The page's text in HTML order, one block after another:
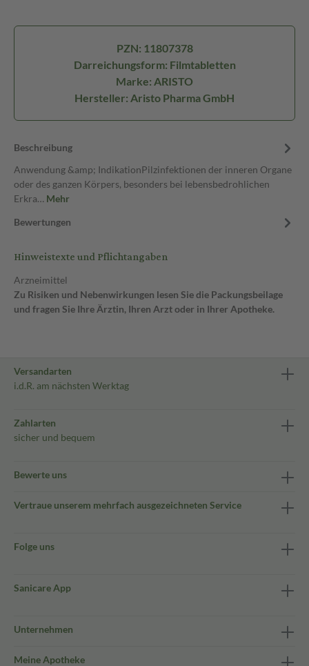
PZN: 11807378
Darreichungsform: Filmtabletten
Marke: ARISTO
Hersteller: Aristo Pharma GmbH
Beschreibung
Anwendung &amp; IndikationPilzinfektionen der inneren Organe
oder des ganzen Körpers, besonders bei lebensbedrohlichen
Erkra… Mehr
Bewertungen
Hinweistexte und Pflichtangaben
Arzneimittel
Zu Risiken und Nebenwirkungen lesen Sie die Packungsbeilage
und fragen Sie Ihre Ärztin, Ihren Arzt oder in Ihrer Apotheke.
Versandarten
i.d.R. am nächsten Werktag
Zahlarten
sicher und bequem
Bewerte uns
Vertraue unserem mehrfach ausgezeichneten Service
Folge uns
Sanicare App
Unternehmen
Meine Apotheke